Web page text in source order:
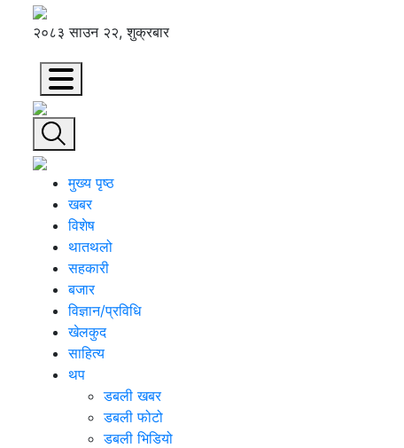
२०८३ साउन २२, शुक्रबार
मुख्य पृष्ठ
खबर
विशेष
थातथलो
सहकारी
बजार
विज्ञान/प्रविधि
खेलकुद
साहित्य
थप
डबली खबर
डबली फोटो
डबली भिडियो